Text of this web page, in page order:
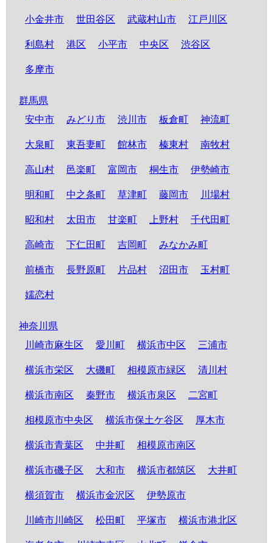
小金井市 世田谷区 武蔵村山市 江戸川区
利島村 港区 小平市 中央区 渋谷区
多摩市
群馬県
安中市
みどり市 渋川市 板倉町 神流町
大泉町 東吾妻町 館林市 榛東村 南牧村
高山村 邑楽町 富岡市 桐生市 伊勢崎市
明和町 中之条町 草津町 藤岡市 川場村
昭和村 太田市 甘楽町 上野村 千代田町
高崎市 下仁田町 吉岡町 みなかみ町
前橋市 長野原町 片品村 沼田市 玉村町
嬬恋村
神奈川県
川崎市麻生区
愛川町 横浜市中区 三浦市
横浜市栄区 大磯町 相模原市緑区 清川村
横浜市南区 秦野市 横浜市泉区 二宮町
相模原市中央区 横浜市保土ケ谷区 厚木市
横浜市青葉区 中井町 相模原市南区
横浜市磯子区 大和市 横浜市都筑区 大井町
横須賀市 横浜市金沢区 伊勢原市
川崎市川崎区 松田町 平塚市 横浜市港北区